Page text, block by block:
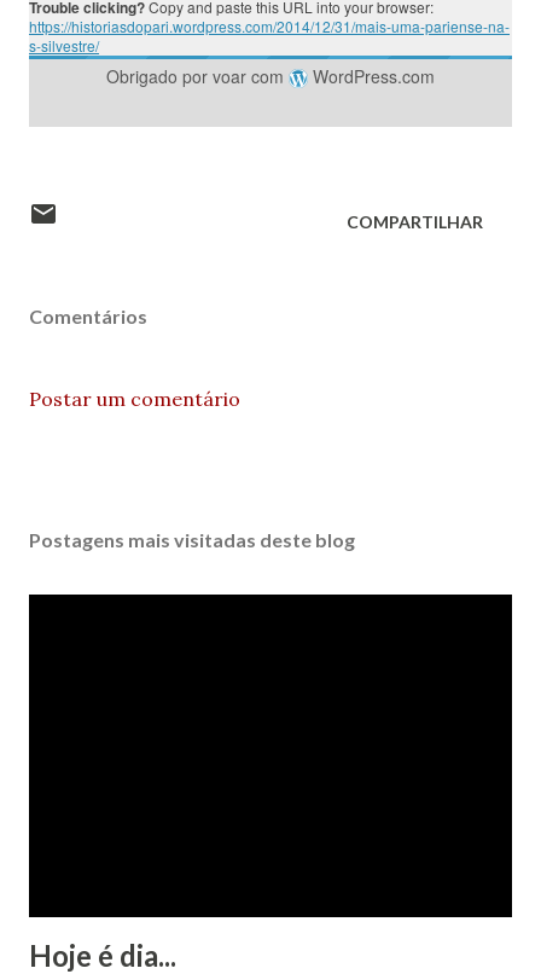
Trouble clicking?Copy and paste this URL into your browser:
https://historiasdopari.wordpress.com/2014/12/31/mais-uma-pariense-na-
s-silvestre/
Obrigado por voar com WordPress.com
COMPARTILHAR
Comentários
Postar um comentário
Postagens mais visitadas deste blog
Hoje é dia...